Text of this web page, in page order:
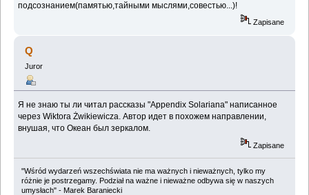
подсознанием(памятью,тайными мыслями,совестью...)!
Zapisane
Q
Juror
Я не знаю ты ли читал рассказы "Appendix Solariana" написанное
через Wiktora Żwikiewicza. Автор идет в похожем направлении,
внушая, что Океан был зеркалом.
Zapisane
"Wśród wydarzeń wszechświata nie ma ważnych i nieważnych, tylko my
różnie je postrzegamy. Podział na ważne i nieważne odbywa się w naszych
umysłach" - Marek Baraniecki